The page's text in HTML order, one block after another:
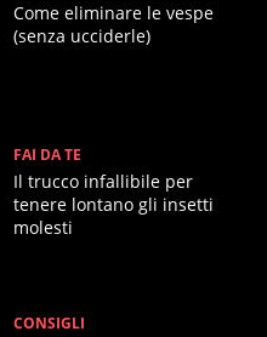
Come eliminare le vespe
(senza ucciderle)
FAI DA TE
Il trucco infallibile per
tenere lontano gli insetti
molesti
CONSIGLI